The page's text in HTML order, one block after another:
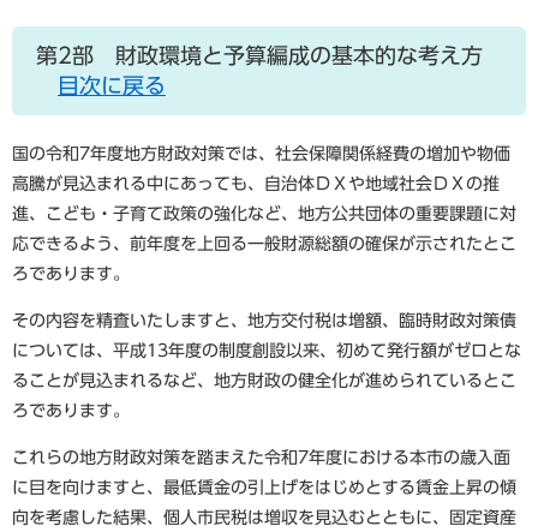
第2部 財政環境と予算編成の基本的な考え方
目次に戻る
国の令和7年度地方財政対策では、社会保障関係経費の増加や物価
高騰が見込まれる中にあっても、自治体ＤＸや地域社会ＤＸの推
進、こども・子育て政策の強化など、地方公共団体の重要課題に対
応できるよう、前年度を上回る一般財源総額の確保が示されたとこ
ろであります。
その内容を精査いたしますと、地方交付税は増額、臨時財政対策債
については、平成13年度の制度創設以来、初めて発行額がゼロとな
ることが見込まれるなど、地方財政の健全化が進められているとこ
ろであります。
これらの地方財政対策を踏まえた令和7年度における本市の歳入面
に目を向けますと、最低賃金の引上げをはじめとする賃金上昇の傾
向を考慮した結果、個人市民税は増収を見込むとともに、固定資産